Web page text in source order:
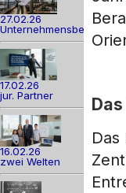
27.02.26
Unternehmensber
17.02.26
jur. Partner
16.02.26
zwei Welten